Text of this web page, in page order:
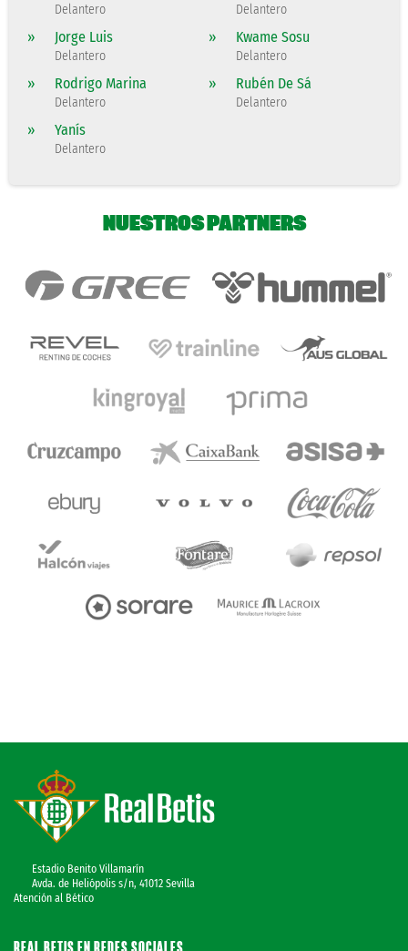
Delantero Delantero
» Jorge Luis
Delantero
» Kwame Sosu
Delantero
» Rodrigo Marina
Delantero
» Rubén De Sá
Delantero
» Yanís
Delantero
NUESTROS PARTNERS
Estadio Benito Villamarín
Avda. de Heliópolis s/n, 41012 Sevilla
Atención al Bético